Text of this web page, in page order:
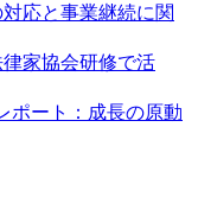
応と事業継続に関
律家協会研修で活
ポート：成長の原動